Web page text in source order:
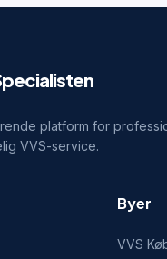
platform for
VVS-service.
Byer
VVS